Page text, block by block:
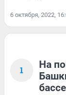
6 октября, 2022,
1
На